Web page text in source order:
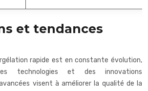
et tendances
rapide est en constante évolution,
technologies et des innovations
visent à améliorer la qualité de la